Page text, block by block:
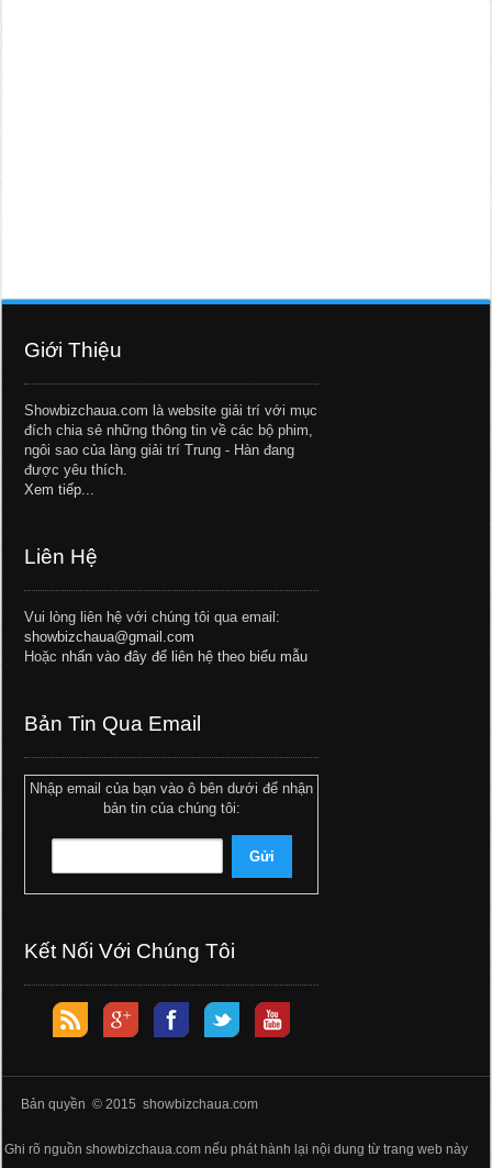
Giới Thiệu
Showbizchaua.com là website giải trí với mục
đích chia sẻ những thông tin về các bộ phim,
ngôi sao của làng giải trí Trung - Hàn đang
được yêu thích.
Xem tiếp...
Liên Hệ
Vui lòng liên hệ với chúng tôi qua email:
showbizchaua@gmail.com
Hoặc nhấn vào đây để liên hệ theo biểu mẫu
Bản Tin Qua Email
Nhập email của bạn vào ô bên dưới để nhận
bản tin của chúng tôi:
Kết Nối Với Chúng Tôi
Bản quyền © 2015 showbizchaua.com
Ghi rõ nguồn showbizchaua.com nếu phát hành lại nội dung từ trang web này